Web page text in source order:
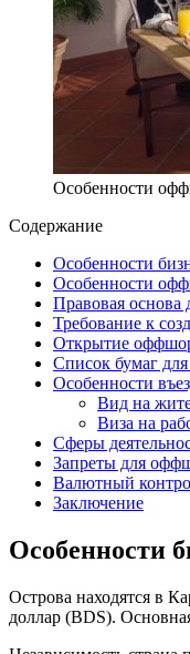
Особенности
Содержание
Особенности
Особенности
Правовая основа
Требование к
Открытие
Список бумаг
Особенности
Вид на
Виза на
Сферы
Запреты для
Валютный
Заключение
Особенности
Острова находятся в
доллар (BDS).